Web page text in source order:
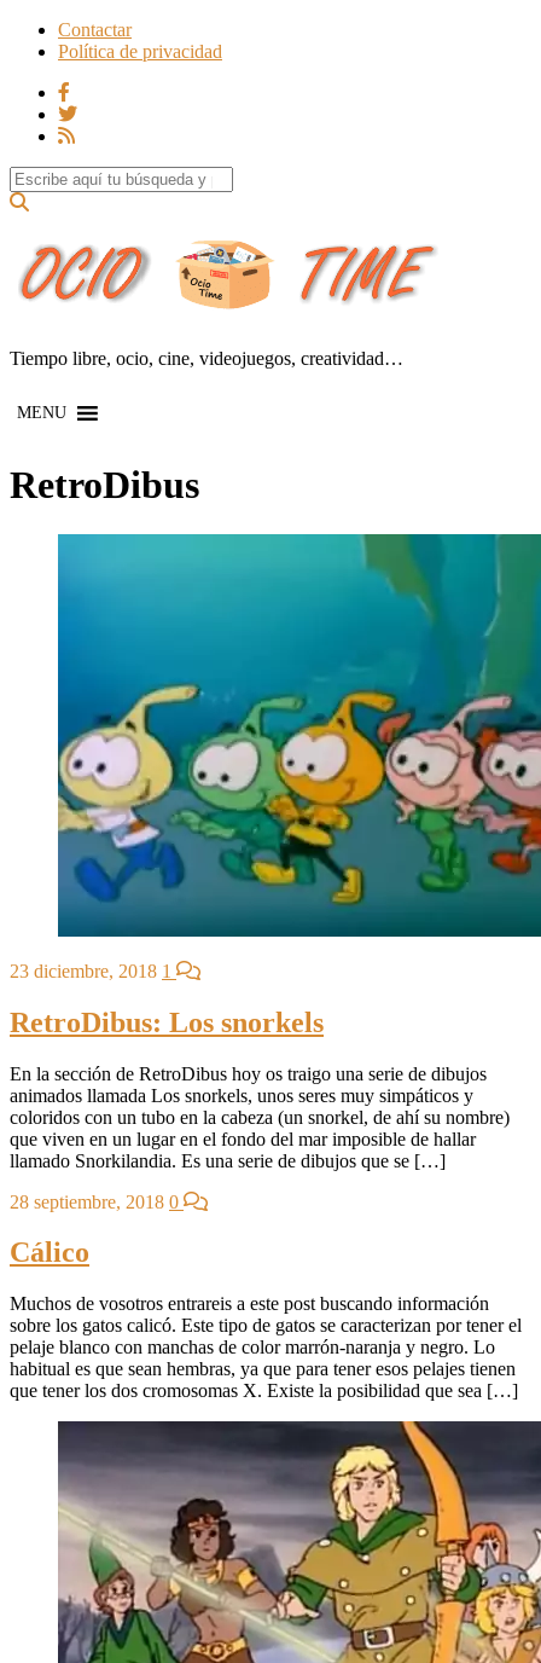
Contactar
Política de privacidad
Search for:
Tiempo libre, ocio, cine, videojuegos, creatividad…
MENU
RetroDibus
23 diciembre, 2018 1
RetroDibus: Los snorkels
En la sección de RetroDibus hoy os traigo una serie de dibujos
animados llamada Los snorkels, unos seres muy simpáticos y
coloridos con un tubo en la cabeza (un snorkel, de ahí su nombre)
que viven en un lugar en el fondo del mar imposible de hallar
llamado Snorkilandia. Es una serie de dibujos que se […]
28 septiembre, 2018 0
Cálico
Muchos de vosotros entrareis a este post buscando información
sobre los gatos calicó. Este tipo de gatos se caracterizan por tener el
pelaje blanco con manchas de color marrón-naranja y negro. Lo
habitual es que sean hembras, ya que para tener esos pelajes tienen
que tener los dos cromosomas X. Existe la posibilidad que sea […]